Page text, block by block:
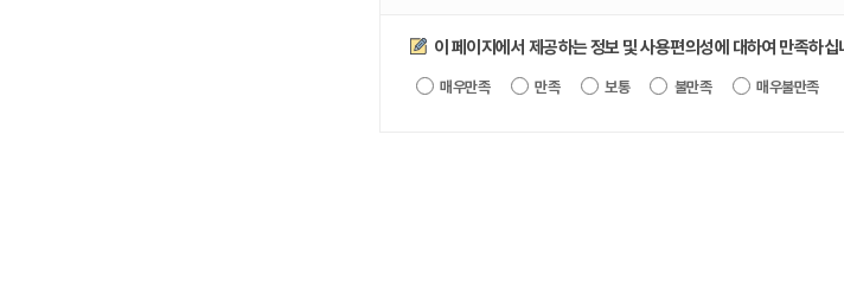
만족도조사
이 페이지에서 제공하는 정보 및 사용편의성에 대하여 만족하
매우만족 만족 보통 불만족 매우불만족